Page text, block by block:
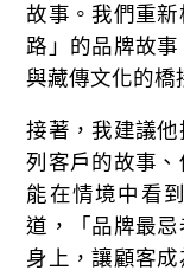
故事。我們重
路」的品牌故
與藏傳文化的橋
接著，我建議
列客戶的故事
能在情境中看
道，「品牌最
身上，讓顧客